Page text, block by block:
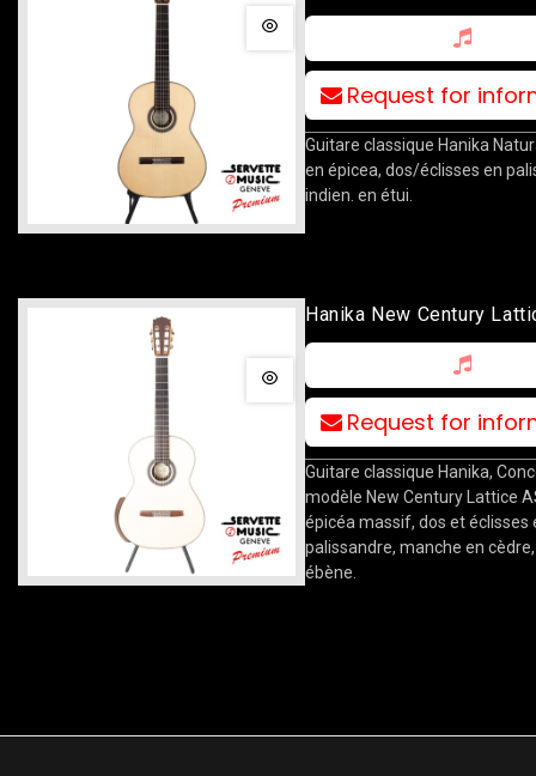
Request for
Guitare classique Hanika
en épicea, dos/éclisses en
indien. en étui.
Hanika New Century
Request for
Guitare classique Hanika,
modèle New Century Lattice
épicéa massif, dos et éclisses
palissandre, manche en
ébène.